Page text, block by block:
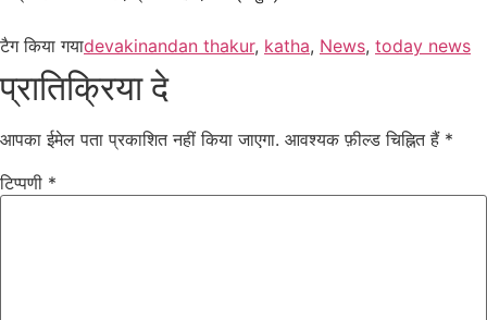
टैग किया गयाdevakinandan thakur, katha, News, today news
प्रातिक्रिया दे
आपका ईमेल पता प्रकाशित नहीं किया जाएगा. आवश्यक फ़ील्ड चिह्नित हैं *
टिप्पणी *